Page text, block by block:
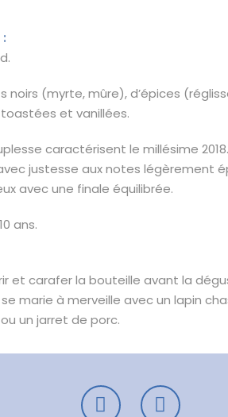
noirs (myrte, mûre), d’épices
et vanillées.
caractérisent le millésime
justesse aux notes légèrement
avec une finale équilibrée.
ans.
et carafer la bouteille avant la
se marie à merveille avec un lapin
un jarret de porc.